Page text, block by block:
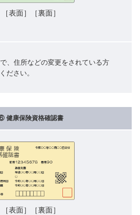
［表面］［裏面］
、住所などの変更をされている方
ださい。
健康保険資格確認書
［表面］［裏面］